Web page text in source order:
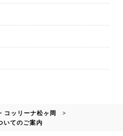
コッリーナ松ヶ岡
>
いてのご案内